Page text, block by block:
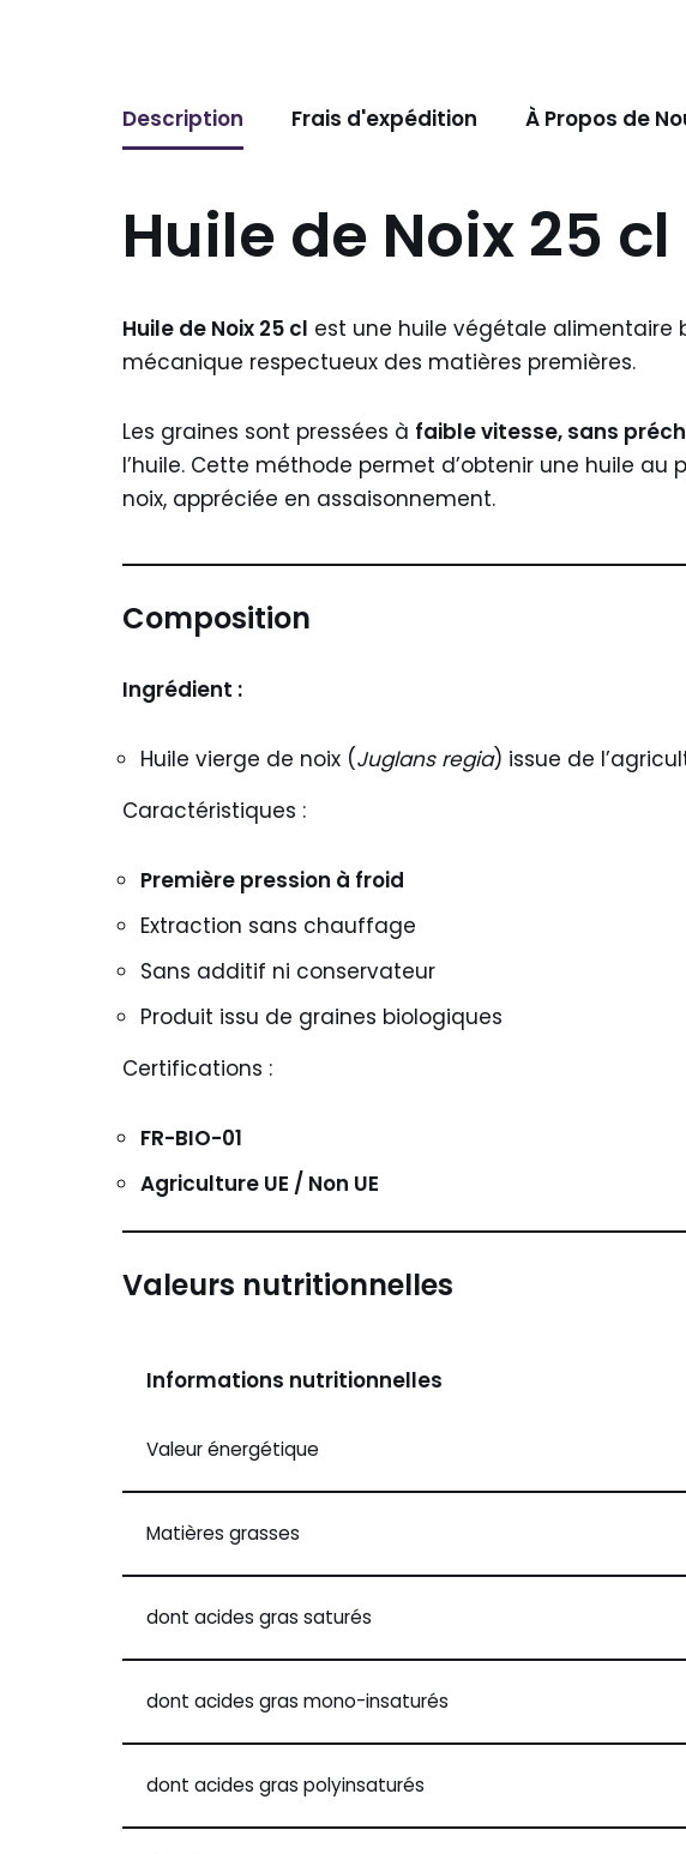
Description Frais d'expédition À Propos de
Huile de Noix 25 cl
Huile de Noix 25 cl est une huile végétale alimentaire
mécanique respectueux des matières premières.
Les graines sont pressées à faible vitesse, sans
l’huile. Cette méthode permet d’obtenir une huile au
noix, appréciée en assaisonnement.
Composition
Ingrédient :
Huile vierge de noix (Juglans regia) issue de
Caractéristiques :
Première pression à froid
Extraction sans chauffage
Sans additif ni conservateur
Produit issu de graines biologiques
Certifications :
FR-BIO-01
Agriculture UE / Non UE
Valeurs nutritionnelles
Informations nutritionnelles
Valeur énergétique
Matières grasses
dont acides gras saturés
dont acides gras mono-insaturés
dont acides gras polyinsaturés